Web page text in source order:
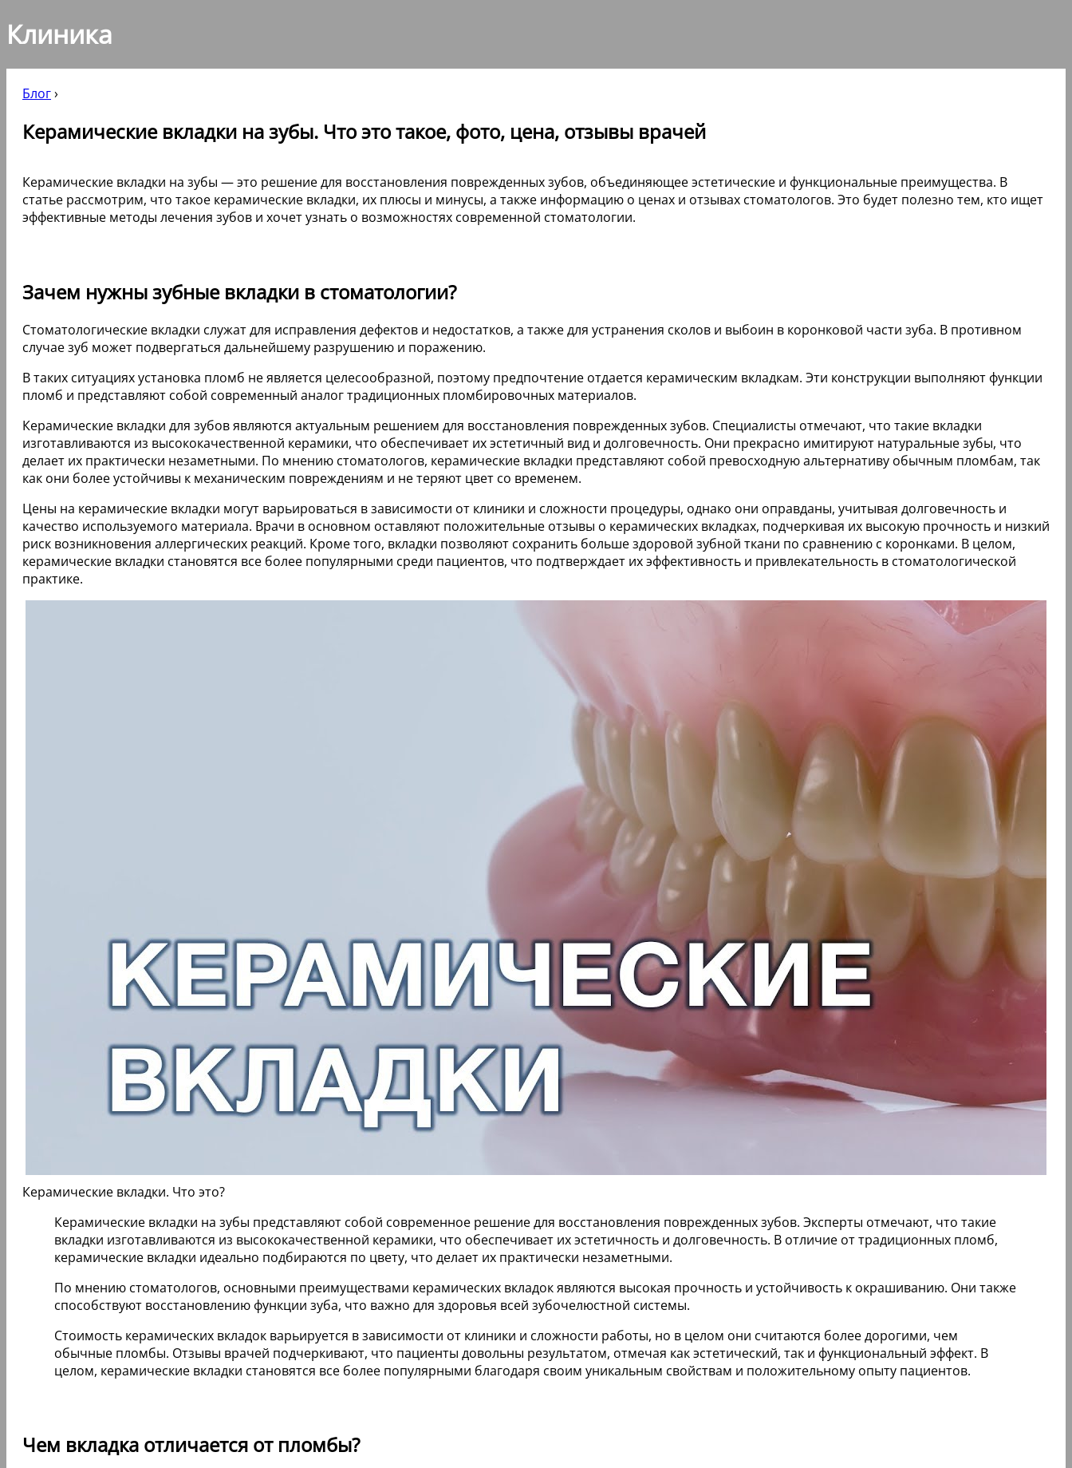
Клиника
Блог›
Керамические вкладки на зубы. Что это такое, фото, цена, отзывы врачей
Керамические вкладки на зубы — это решение для восстановления поврежденных зубов, объединяющее эстетические и функциональные преимущества. В
статье рассмотрим, что такое керамические вкладки, их плюсы и минусы, а также информацию о ценах и отзывах стоматологов. Это будет полезно тем, кто ищет
эффективные методы лечения зубов и хочет узнать о возможностях современной стоматологии.
Зачем нужны зубные вкладки в стоматологии?
Стоматологические вкладки служат для исправления дефектов и недостатков, а также для устранения сколов и выбоин в коронковой части зуба. В противном
случае зуб может подвергаться дальнейшему разрушению и поражению.
В таких ситуациях установка пломб не является целесообразной, поэтому предпочтение отдается керамическим вкладкам. Эти конструкции выполняют функции
пломб и представляют собой современный аналог традиционных пломбировочных материалов.
Керамические вкладки для зубов являются актуальным решением для восстановления поврежденных зубов. Специалисты отмечают, что такие вкладки
изготавливаются из высококачественной керамики, что обеспечивает их эстетичный вид и долговечность. Они прекрасно имитируют натуральные зубы, что
делает их практически незаметными. По мнению стоматологов, керамические вкладки представляют собой превосходную альтернативу обычным пломбам, так
как они более устойчивы к механическим повреждениям и не теряют цвет со временем.
Цены на керамические вкладки могут варьироваться в зависимости от клиники и сложности процедуры, однако они оправданы, учитывая долговечность и
качество используемого материала. Врачи в основном оставляют положительные отзывы о керамических вкладках, подчеркивая их высокую прочность и низкий
риск возникновения аллергических реакций. Кроме того, вкладки позволяют сохранить больше здоровой зубной ткани по сравнению с коронками. В целом,
керамические вкладки становятся все более популярными среди пациентов, что подтверждает их эффективность и привлекательность в стоматологической
практике.
Керамические вкладки. Что это?
Керамические вкладки на зубы представляют собой современное решение для восстановления поврежденных зубов. Эксперты отмечают, что такие
вкладки изготавливаются из высококачественной керамики, что обеспечивает их эстетичность и долговечность. В отличие от традиционных пломб,
керамические вкладки идеально подбираются по цвету, что делает их практически незаметными.
По мнению стоматологов, основными преимуществами керамических вкладок являются высокая прочность и устойчивость к окрашиванию. Они также
способствуют восстановлению функции зуба, что важно для здоровья всей зубочелюстной системы.
Стоимость керамических вкладок варьируется в зависимости от клиники и сложности работы, но в целом они считаются более дорогими, чем
обычные пломбы. Отзывы врачей подчеркивают, что пациенты довольны результатом, отмечая как эстетический, так и функциональный эффект. В
целом, керамические вкладки становятся все более популярными благодаря своим уникальным свойствам и положительному опыту пациентов.
Чем вкладка отличается от пломбы?